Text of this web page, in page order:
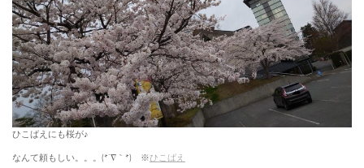
ひこばえにも桜が♪
なんて頼もしい。。。(*´∇｀*) ※ひこばえ